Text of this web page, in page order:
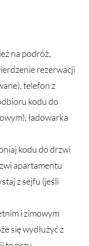
na podróż,
rezerwacji
telefon z
kodu do
ładowarka
kodu do drzwi
apartamentu
z sejfu (jeśli
i zimowym
się wydłużyć z